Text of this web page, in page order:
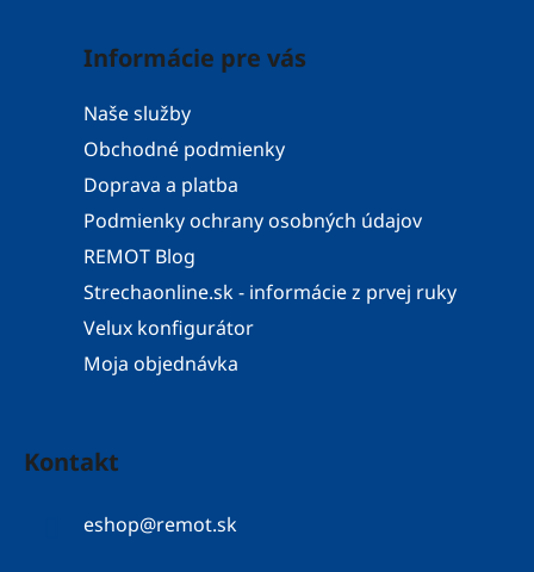
Informácie pre vás
Naše služby
Obchodné podmienky
Doprava a platba
Podmienky ochrany osobných údajov
REMOT Blog
Strechaonline.sk - informácie z prvej ruky
Velux konfigurátor
Moja objednávka
Kontakt
eshop@remot.sk